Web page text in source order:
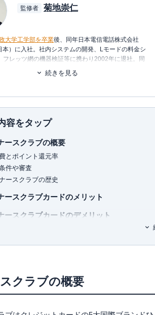
監修者
菊地崇仁
大学工学部を卒業後、同年日本電信電話株式会社
本）に入社。社内システムの開発、Lモードの料金シ
フレッツ網の機器検証等に携わり2002年に退社。同
に起業し、システムの設計・開発・運用を行う。
表取締役に就任。ポイント探検倶楽部に掲載されて
は約230種類。ポイントやマイルを中立の立場で語
専門家として知られる。
まさにクレジットカードの専門家。
らプラチナカードまで幅広い層のカードを実際に保
日々様々なメディアにて、使った人にしか分からな
情報提供を行っています。所有されているすべての
1度は必ず利用しながら、おトクな使い方、おすすめ
々研究中。
り家計のやりくりをすべて担当。ポイントのみなら
続きを見る
容をタップ
ースクラブの概要
とポイント還元率
件や審査
ースクラブの歴史
ースクラブカードのメリット
ースクラブカードのデメリット
関連
の魅力的な会員限定サービス
好きでいろんなレストランに行きたい方
クラブの概要